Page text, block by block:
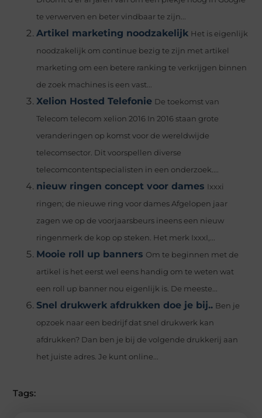
te verwerven en beter vindbaar te zijn...
Artikel marketing noodzakelijk Het is eigenlijk
noodzakelijk om continue bezig te zijn met artikel
marketing om een betere ranking te verkrijgen binnen
de zoek machines is een vast...
Xelion Hosted Telefonie De toekomst van
Telecom telecom xelion 2016 In 2016 staan grote
veranderingen op komst voor de wereldwijde
telecomsector. Dit voorspellen diverse
telecomcontentspecialisten in een onderzoek....
nieuw ringen concept voor dames Ixxxi
ringen; de nieuwe ring voor dames Afgelopen jaar
zagen we op de voorjaarsbeurs ineens een nieuw
ringenmerk de kop op steken. Het merk IxxxI,...
Mooie roll up banners Om te beginnen met de
artikel is het eerst wel eens handig om te weten wat
een roll up banner nou eigenlijk is. De meeste...
Snel drukwerk afdrukken doe je bij.. Ben je
opzoek naar een bedrijf dat snel drukwerk kan
afdrukken? Dan ben je bij de volgende drukkerij aan
het juiste adres. Je kunt online...
Tags: